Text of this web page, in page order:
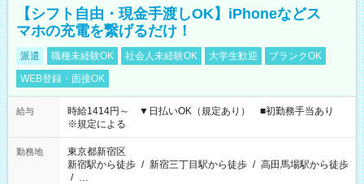
【シフト自由・現金手渡しOK】iPhoneなどス
マホの充電を繋げるだけ！
派遣 職種未経験OK 社会人未経験OK 大学生歓迎
ブランクOK
WEB登録・面接OK
給与
時給1414円～ ▼日払いOK（規定あり） ■初勤務手当あり
※規定による
勤務地
東京都新宿区
新宿駅から徒歩 / 新宿三丁目駅から徒歩 / 高田馬場駅から徒歩
/ …